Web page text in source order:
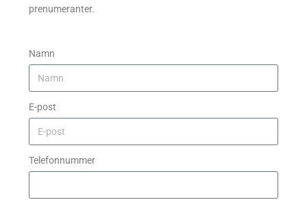
prenumeranter.
Namn
E-post
Telefonnummer